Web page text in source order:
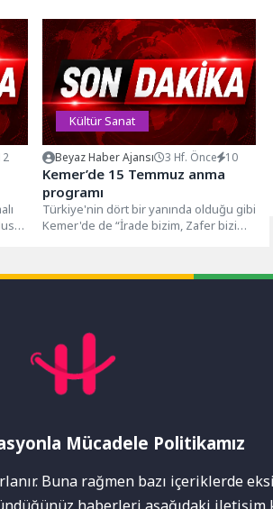
Kültür Sanat
Beyaz Haber Ajansı 3 Hf. Önce 10
Kemer’de 15 Temmuz anma
programı
Türkiye'nin dört bir yanında olduğu gibi
Kemer'de de “İrade bizim, Zafer bizim”
Mücadele Politikamız
Buna rağmen bazı içeriklerde